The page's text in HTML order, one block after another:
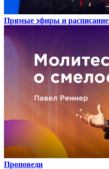
Прямые эфиры и расписание
Проповеди